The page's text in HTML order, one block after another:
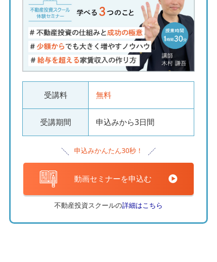
受講料 無料
受講期間 申込みから3日間
申込みかんたん30秒！
動画セミナーを申込む
不動産投資スクールの詳細はこちら